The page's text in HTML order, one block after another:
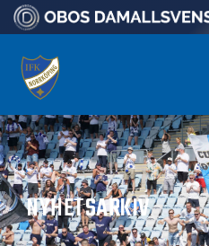
NYHETSARKIV